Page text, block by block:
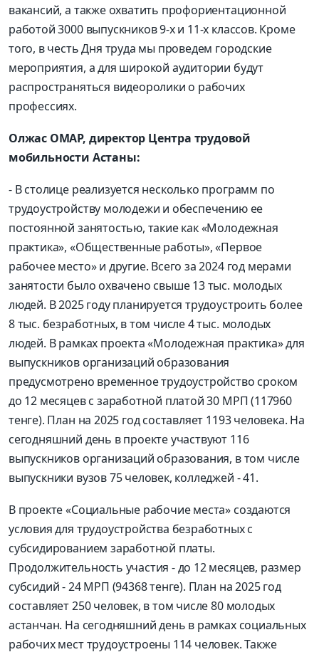
вакансий, а также охватить профориентационной
работой 3000 выпускников 9-х и 11-х классов. Кроме
того, в честь Дня труда мы проведем городские
мероприятия, а для широкой аудитории будут
распространяться видеоролики о рабочих
профессиях.
Олжас ОМАР, директор Центра трудовой
мобильности Астаны:
- В столице реализуется несколько программ по
трудо­устройству молодежи и обеспечению ее
постоянной занятостью, такие как «Молодежная
практика», «Общественные работы», «Первое
рабочее место» и другие. Всего за 2024 год мерами
занятости было охвачено свыше 13 тыс. молодых
людей. В 2025 году планируется трудоустроить более
8 тыс. безработных, в том числе 4 тыс. молодых
людей. В рамках проекта «Молодежная практика» для
выпускников организаций образования
предусмотрено временное трудоустройство сроком
до 12 месяцев с заработной платой 30 МРП (117960
тенге). План на 2025 год составляет 1193 человека. На
сегодняшний день в проекте участвуют 116
выпускников организаций образования, в том числе
выпускники вузов 75 человек, колледжей - 41.
В проекте «Социальные рабочие места» создаются
условия для трудоустройства безработных с
субсидированием заработной платы.
Продолжительность участия - до 12 месяцев, размер
субсидий - 24 МРП (94368 тенге). План на 2025 год
составляет 250 человек, в том числе 80 молодых
астанчан. На сегодняшний день в рамках социальных
рабочих мест трудоустроены 114 человек. Также